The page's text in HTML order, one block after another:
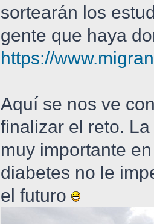
sortearán los
gente que haya
https://
Aquí se nos ve
finalizar el reto.
muy importante
diabetes no le
el futuro